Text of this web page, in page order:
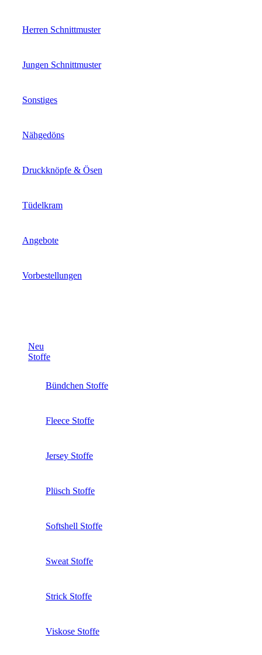
Herren Schnittmuster
Jungen Schnittmuster
Sonstiges
Nähgedöns
Druckknöpfe & Ösen
Tüdelkram
Angebote
Vorbestellungen
Neu
Stoffe
Bündchen Stoffe
Fleece Stoffe
Jersey Stoffe
Plüsch Stoffe
Softshell Stoffe
Sweat Stoffe
Strick Stoffe
Viskose Stoffe